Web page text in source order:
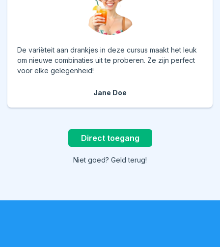
De variëteit aan drankjes in deze cursus maakt het leuk
om nieuwe combinaties uit te proberen. Ze zijn perfect
voor elke gelegenheid!
Jane Doe
Direct toegang
Niet goed? Geld terug!